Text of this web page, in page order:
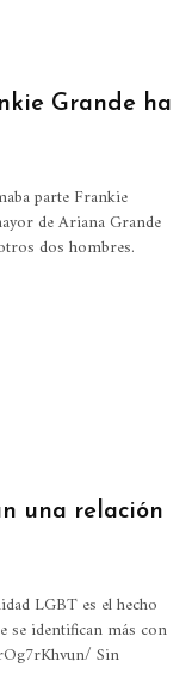
Grande ha
parte Frankie
de Ariana Grande
dos hombres.
una relación
LGBT es el hecho
se identifican más con
Sin